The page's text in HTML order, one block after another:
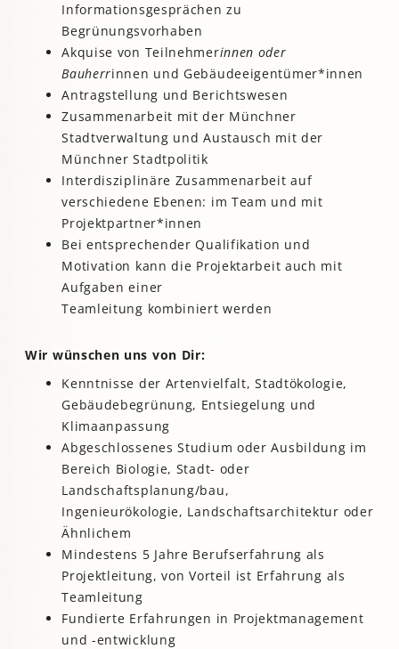
Informationsgesprächen zu
Begrünungsvorhaben
Akquise von Teilnehmerinnen oder
Bauherrinnen und Gebäudeeigentümer*innen
Antragstellung und Berichtswesen
Zusammenarbeit mit der Münchner
Stadtverwaltung und Austausch mit der
Münchner Stadtpolitik
Interdisziplinäre Zusammenarbeit auf
verschiedene Ebenen: im Team und mit
Projektpartner*innen
Bei entsprechender Qualifikation und
Motivation kann die Projektarbeit auch mit
Aufgaben einer
Teamleitung kombiniert werden
Wir wünschen uns von Dir:
Kenntnisse der Artenvielfalt, Stadtökologie,
Gebäudebegrünung, Entsiegelung und
Klimaanpassung
Abgeschlossenes Studium oder Ausbildung im
Bereich Biologie, Stadt- oder
Landschaftsplanung/bau,
Ingenieurökologie, Landschaftsarchitektur oder
Ähnlichem
Mindestens 5 Jahre Berufserfahrung als
Projektleitung, von Vorteil ist Erfahrung als
Teamleitung
Fundierte Erfahrungen in Projektmanagement
und -entwicklung